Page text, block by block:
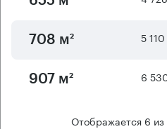
708 м² 5
907 м² 6
Отображается 6 из